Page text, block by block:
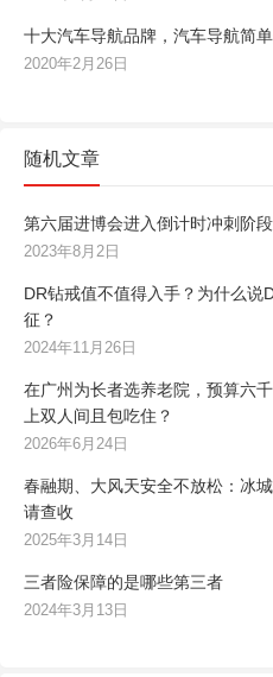
十大汽车导航品牌，汽车导航简
2020年2月26日
随机文章
第六届进博会进入倒计时冲刺阶段
2023年8月2日
DR钻戒值不值得入手？为什么说
征？
2024年11月26日
在广州为长者选养老院，预算六
上双人间且包吃住？
2026年6月24日
春融期、大风天安全不放松：冰
请查收
2025年3月14日
三者险保障的是哪些第三者
2024年3月13日